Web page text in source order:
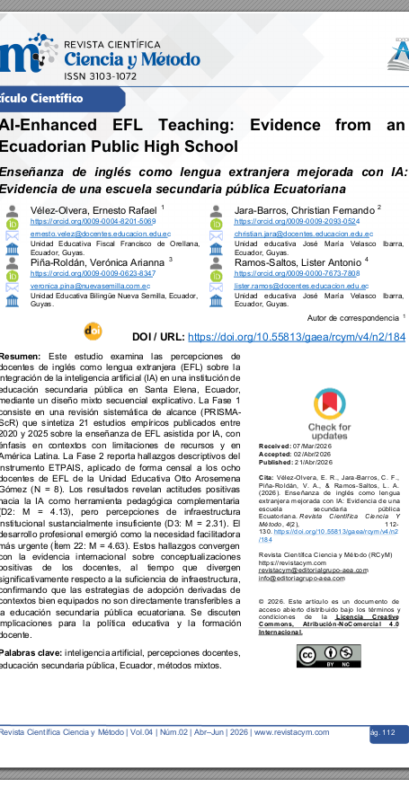
Científica Ciencia y Método | Vol.04 | Núm.02 Abr–Jun 2026 | www.revistacym.com pág. 112
-Enhanced EFL Teaching: Evidence from
an
Public High School
de inglés como lengua extranjera mejorada con
IA:
de una escuela secundaria pública Ecuatoriana
Vélez-Olvera, Ernesto Rafael 1 Jara-Barros, Christian Fernand o 2
https://orcid.org/0009-0004-8201 -5069 https://orcid.org/0009-0009-2093-0524
ernesto.velez@docentes.educacion.edu.ec
christian.jara@docentes.educacion.edu.ec
Unidad
Educativa Fiscal Francisco de Orellana,
Ecuador, Guyas
Unidad educativa José María Velasco Ibarra,
Ecuador, Guyas
Piña-Roldán, Verónica Arianna 3 Ramos-Saltos, Lister Antonio 4
https://orcid.org/0009-0009-0623-8347 https://orcid.org/0009-0000-7673-7808
veronica.pina@nuevasemilla.com.ec
lister.ramos@docentes.educacion.edu.ec
Unidad Educativa Bilingüe Nueva Semill a, Ecuador,
Guyas.
Unidad educativa José María Velasco Ibarra,
Ecuador, Guyas.
Autor de correspondencia 1
DOI / URL: https://doi.org/10.55813/gaea/rcym/v4/n2/184
Este estudio examina las percepciones
de
de inglés como lengua extranjera (EFL) sobre la
de la inteligencia artificial (IA) en una institución de
secundaria pública en Santa Elena,
Ecuador,
un diseño mixto secuencial explicativo. La Fase 1
en una revisión sistemática de alcance (PRISMA-
que sintetiza 21 estudios empíricos publicados entre
y 2025 sobre la enseñanza de EFL asistida por IA, con
en contextos con limitaciones de recursos y
en
Latina. La Fase 2 reporta hallazgos descriptivos del
ETPAIS, aplicado de forma censal a los ocho
de EFL de la Unidad Educativa Otto Arosemena
(N = 8). Los resultados revelan actitudes positivas
la IA como herramienta pedagógica complementaria
M = 4.13), pero percepciones de infraestructura
sustancialmente insuficiente (D3: M = 2.31).
El
profesional emergió como la necesidad facilitadora
urgente (Ítem 22: M = 4.63). Estos hallazgos convergen
la evidencia internacional sobre conceptualizaciones
de los docentes, al tiempo que
divergen
respecto a la suficiencia de infraestructura,
que las estrategias de adopción derivadas de
bien equipados no son directamente transferibles a
educación secundaria pública ecuatoriana. Se
discuten
para la política educativa y la formación
clave: inteligencia artificial, percepciones docentes,
secundaria pública, Ecuador, métodos mixtos.
Received: 07/Mar/2026
Accepted: 02/Abr/2026
Published: 21/Abr/2026
Cita: Vélez-Olvera, E. R., Jara-Barros, C.
F.,
Piña-Roldán, V. A., & Ramos-Saltos, L.
A.
(2026).
Enseñanza de inglés como lengua
extranjera mejorada con IA: Evidencia de una
escuela
secundaria
pública
Ecuatoriana. Revista Científica Ciencia
Y
Método
4(2), 112-
130.
https://doi.org/10.55813/gaea/rcym/v4/n2
/184
Revista Científica Ciencia y Método (RCyM)
https://revistacym.com
revistacym@editorialgrupo-aea.com
info@editoriagrupo-aea.com
© 2026. Este artículo es un documento
de
acceso abierto distribuido bajo los términos y
condiciones
de la Licencia
Creative
Commons,
Atribución-NoComercial
4.0
Internacional.
Científico